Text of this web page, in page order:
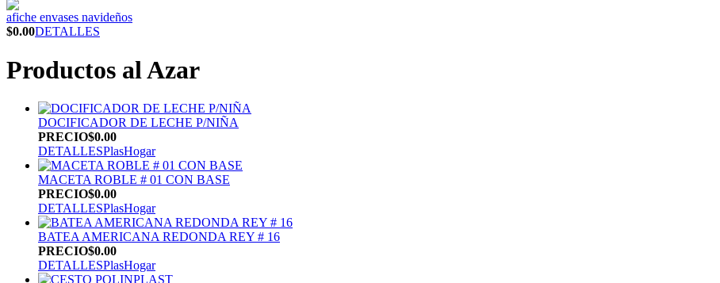
afiche envases navideños
$0.00DETALLES
Productos al Azar
DOCIFICADOR DE LECHE P/NIÑA
PRECIO$0.00
DETALLESPlasHogar
MACETA ROBLE # 01 CON BASE
PRECIO$0.00
DETALLESPlasHogar
BATEA AMERICANA REDONDA REY # 16
PRECIO$0.00
DETALLESPlasHogar